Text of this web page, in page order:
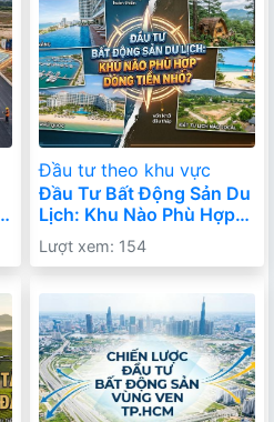
Đầu tư theo khu vực
Đầu Tư Bất Động Sản Du
Lịch: Khu Nào Phù Hợp
Với Dòng Tiền Nhỏ?
Lượt xem: 154